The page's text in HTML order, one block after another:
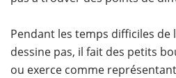
Pendant les temps difficiles de
dessine pas, il fait des petits
ou exerce comme